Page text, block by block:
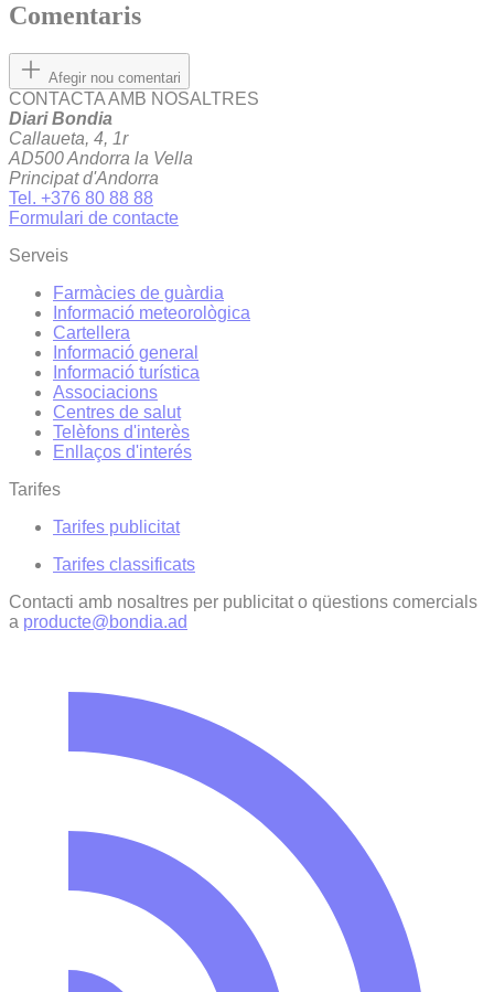
Comentaris
Afegir nou comentari
CONTACTA AMB NOSALTRES
Diari Bondia
Callaueta, 4, 1r
AD500 Andorra la Vella
Principat d'Andorra
Tel. +376 80 88 88
Formulari de contacte
Serveis
Farmàcies de guàrdia
Informació meteorològica
Cartellera
Informació general
Informació turística
Associacions
Centres de salut
Telèfons d'interès
Enllaços d'interés
Tarifes
Tarifes publicitat
Tarifes classificats
Contacti amb nosaltres per publicitat o qüestions comercials
a producte@bondia.ad